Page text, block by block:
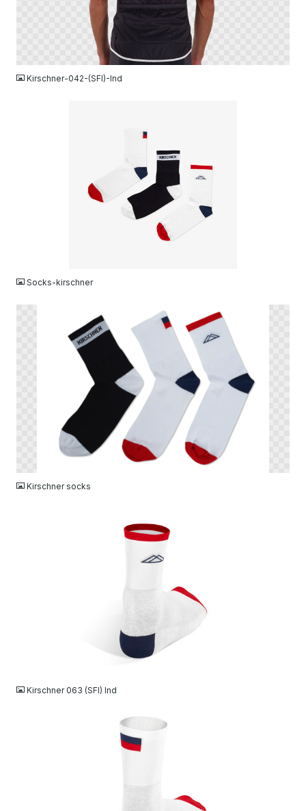
Kirschner-042-(SFI)-Ind
Socks-kirschner
Kirschner socks
Kirschner 063 (SFI) Ind